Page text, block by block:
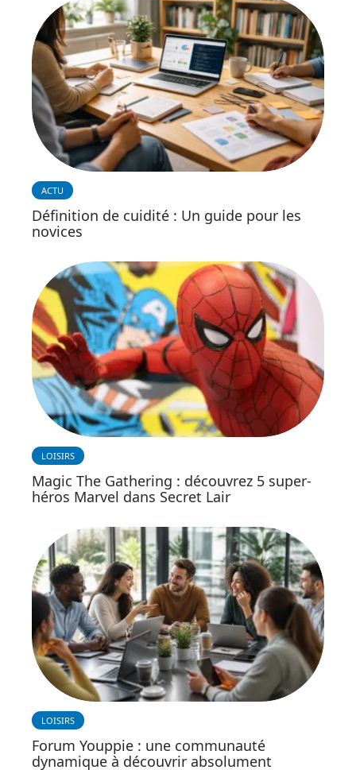
ACTU
Définition de cuidité : Un guide pour les
novices
LOISIRS
Magic The Gathering : découvrez 5 super-
héros Marvel dans Secret Lair
LOISIRS
Forum Youppie : une communauté
dynamique à découvrir absolument